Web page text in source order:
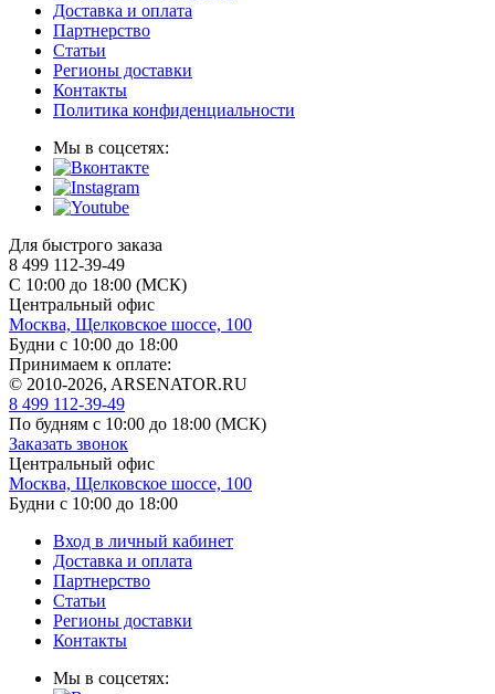
Доставка и оплата
Партнерство
Статьи
Регионы доставки
Контакты
Политика конфиденциальности
Мы в соцсетях:
Для быстрого заказа
8 499 112-39-49
С 10:00 до 18:00 (МСК)
Центральный офис
Москва, Щелковское шоссе, 100
Будни с 10:00 до 18:00
Принимаем к оплате:
© 2010-2026, ARSENATOR.RU
8 499 112-39-49
По будням с 10:00 до 18:00 (МСК)
Заказать звонок
Центральный офис
Москва, Щелковское шоссе, 100
Будни с 10:00 до 18:00
Вход в личный кабинет
Доставка и оплата
Партнерство
Статьи
Регионы доставки
Контакты
Мы в соцсетях: